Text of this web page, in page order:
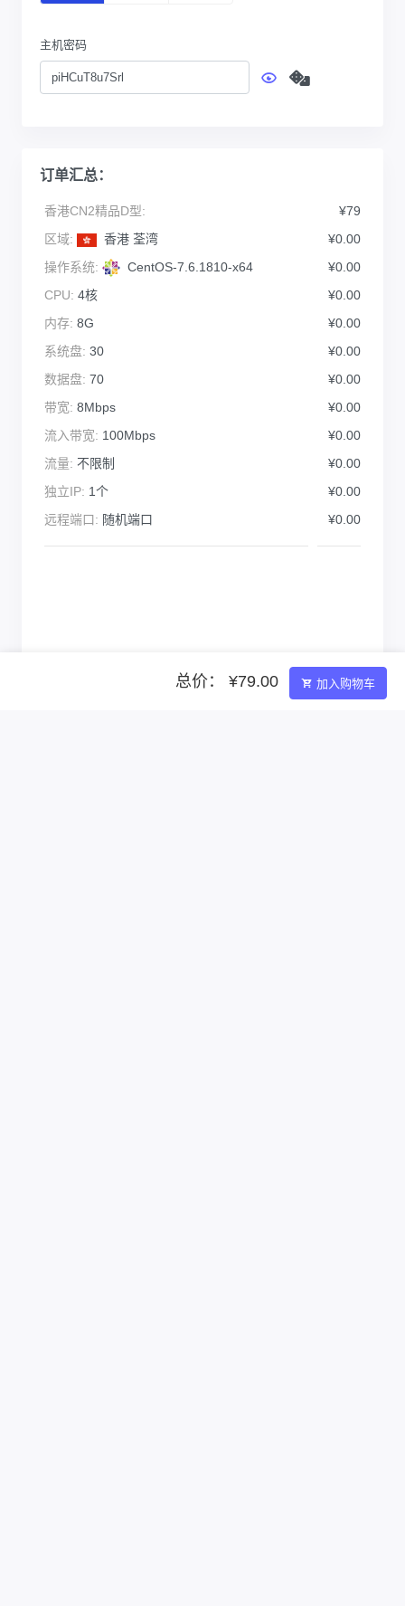
主机密码
订单汇总：
香港CN2精品D型:
¥79
区域:
香港 荃湾
¥0.00
操作系统:
CentOS-7.6.1810-x64
¥0.00
CPU: 4核
¥0.00
内存: 8G
¥0.00
系统盘: 30
¥0.00
数据盘: 70
¥0.00
带宽: 8Mbps
¥0.00
流入带宽: 100Mbps
¥0.00
流量: 不限制
¥0.00
独立IP: 1个
¥0.00
远程端口: 随机端口 ¥0.00
总价： ¥79.00 加入购物车